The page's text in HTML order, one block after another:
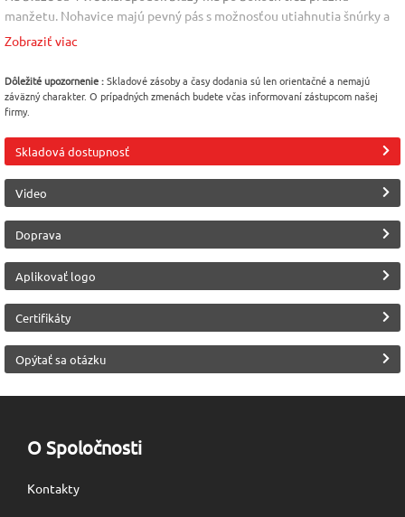
manžetu. Nohavice majú pevný pás s možnosťou utiahnutia šnúrky a
tri vrecká. Materiál: 100% polypropylén - 230 g/m² Veľkosť: 48-64
Farba
Modrá
Veľkosť
48
Norma
EN 13034
Výrobca
Canis (CXS)
Zobraziť viac
Dôležité upozornenie :Skladové zásoby a časy dodania sú len orientačné a nemajú
záväzný charakter. O prípadných zmenách budete včas informovaní zástupcom našej
firmy.
Skladová dostupnosť
Video
Doprava
Aplikovať logo
Certifikáty
Opýtať sa otázku
O Spoločnosti
Kontakty